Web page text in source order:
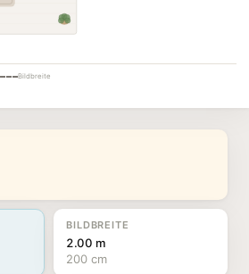
Bildbreite
BILDBREITE
2.00 m
200 cm